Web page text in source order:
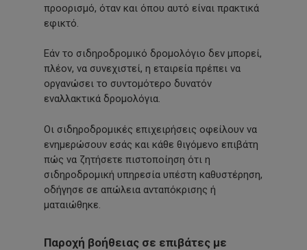
προορισμό, όταν και όπου αυτό είναι πρακτικά
εφικτό.
Εάν το σιδηροδρομικό δρομολόγιο δεν μπορεί,
πλέον, να συνεχιστεί, η εταιρεία πρέπει να
οργανώσει το συντομότερο δυνατόν
εναλλακτικά δρομολόγια.
Οι σιδηροδρομικές επιχειρήσεις οφείλουν να
ενημερώσουν εσάς και κάθε θιγόμενο επιβάτη
πώς να ζητήσετε πιστοποίηση ότι η
σιδηροδρομική υπηρεσία υπέστη καθυστέρηση,
οδήγησε σε απώλεια ανταπόκρισης ή
ματαιώθηκε.
Παροχή βοήθειας σε επιβάτες με